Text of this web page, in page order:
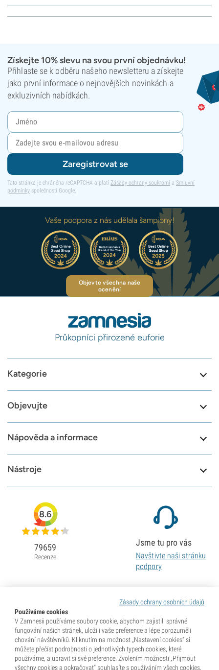
Získejte 10% slevu na svou první objednávku!
Přihlaste se k odběru našeho newsletteru a získejte
jako první informace o nejnovějších novinkách a
exkluzivních nabídkách.
Zaregistrovat se
Tato stránka je chráněna reCAPTCHA a platí Zásady ochrany soukromí a Smluvní
podmínky společnosti Google.
Vaše podpora z nás udělala šampiony!
Objevte všechna naše
ocenění
Průkopníci přirozené euforie
Kategorie
Objevujte
Nápověda a informace
Nástroje
Zásady ochrany osobních údajů
Používáme cookies
V Zamnesii používáme soubory cookie, abychom zajistili správné
fungování našich stránek, uložili vaše preference a lépe porozuměli
chování návštěvníků. Kliknutím na možnost „Nastavení cookies“ si
můžete přečíst podrobnosti o jednotlivých typech cookies, které
používáme, a upravit si své preference. Zvolením možnosti „Přijmout
všechny cookies a pokračovat“ souhlasíte s používáním všech cookies,
8.6
79659
Recenze
Jsme tu pro vás
Navštivte naši stránku
podpory